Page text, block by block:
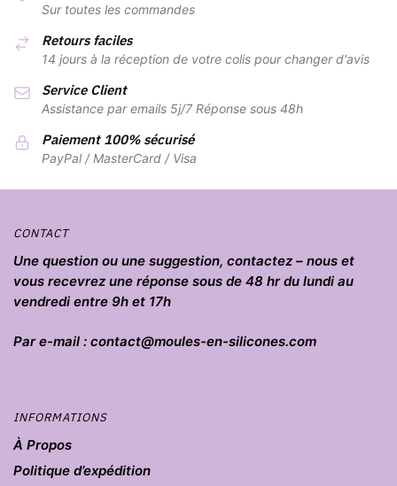
Sur toutes les commandes
Retours faciles
14 jours à la réception de votre colis pour changer d'avis
Service Client
Assistance par emails 5j/7 Réponse sous 48h
Paiement 100% sécurisé
PayPal / MasterCard / Visa
CONTACT
Une question ou une suggestion, contactez – nous et
vous recevrez une réponse sous de 48 hr du lundi au
vendredi entre 9h et 17h
Par e-mail : contact@moules-en-silicones.com
INFORMATIONS
À Propos
Politique d’expédition